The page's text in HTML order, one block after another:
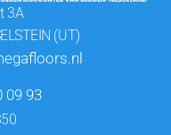
3A
(UT)
09 93